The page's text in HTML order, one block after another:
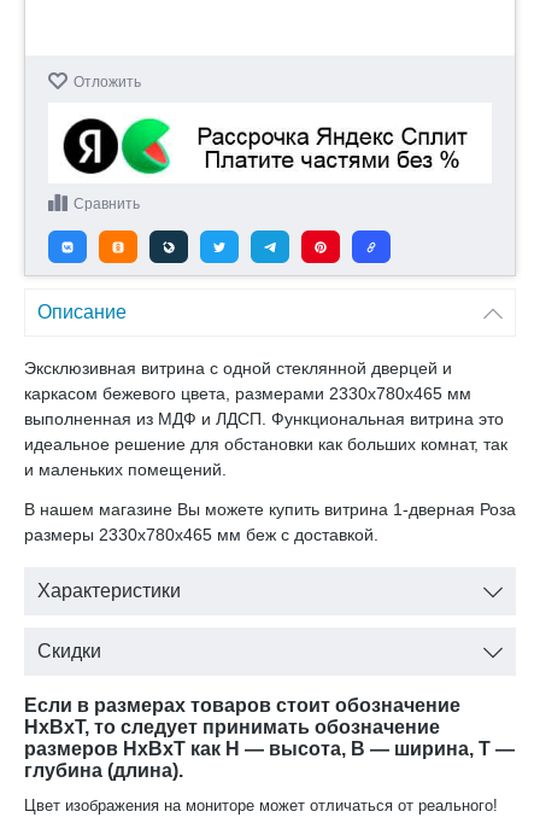
Отложить
Сравнить
Описание
Эксклюзивная витрина с одной стеклянной дверцей и
каркасом бежевого цвета, размерами 2330x780x465 мм
выполненная из МДФ и ЛДСП. Функциональная витрина это
идеальное решение для обстановки как больших комнат, так
и маленьких помещений.
В нашем магазине Вы можете купить витрина 1-дверная Роза
размеры 2330x780x465 мм беж с доставкой.
Характеристики
Скидки
Если в размерах товаров стоит обозначение
HxBxT, то следует принимать обозначение
размеров HxBxT как H — высота, B — ширина, T —
глубина (длина).
Цвет изображения на мониторе может отличаться от реального!